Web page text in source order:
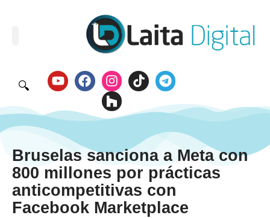
🔍
Bruselas sanciona a Meta con
800 millones por prácticas
anticompetitivas con
Facebook Marketplace